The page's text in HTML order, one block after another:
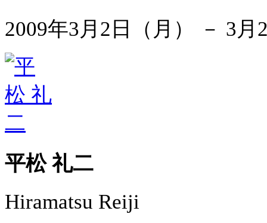
2009年3月2日（月） － 3月
平松 礼二
Hiramatsu Reiji